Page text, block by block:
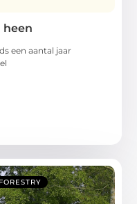
heen
een aantal jaar